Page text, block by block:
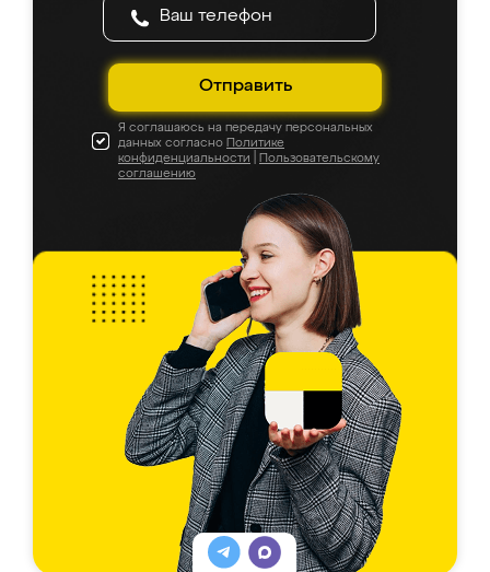
Отправить
Я соглашаюсь на передачу персональных
данных согласно Политике
конфиденциальности
Пользовательскому
соглашению